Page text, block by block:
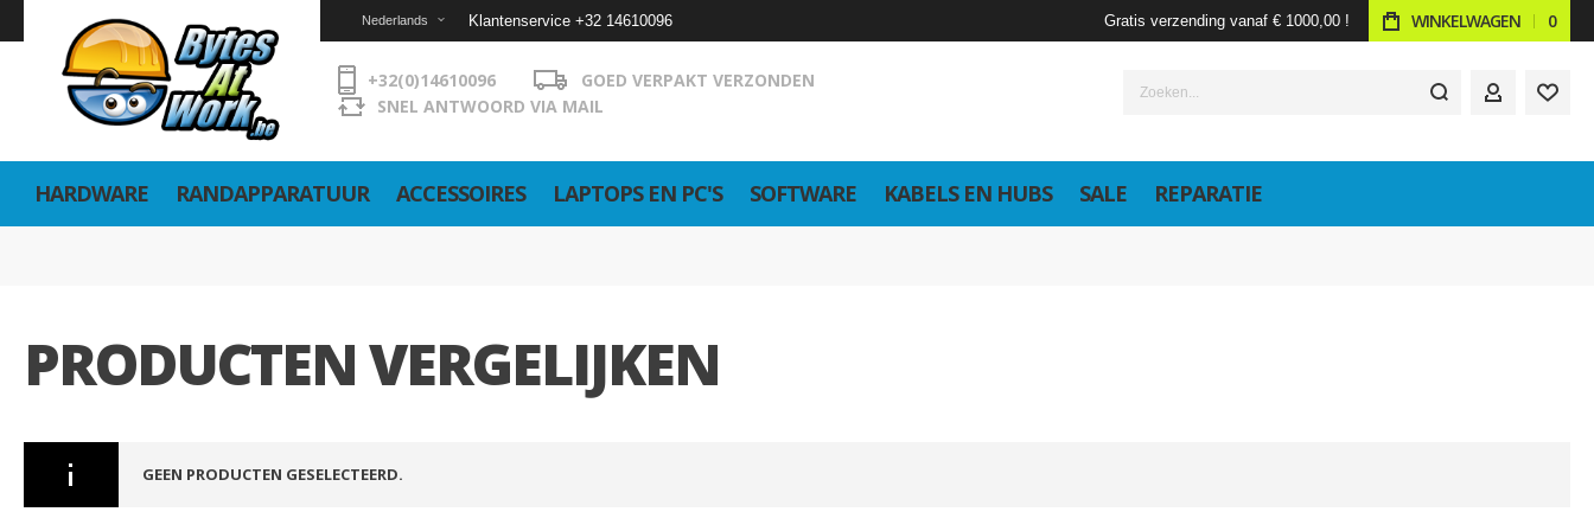
Nederlands Klantenservice +32 14610096 Gratis verzending vanaf € 1000,00 ! WINKELWAGEN 0
+32(0)14610096
GOED VERPAKT VERZONDEN
SNEL ANTWOORD VIA MAIL
Zoeken...
ACCOUNT
HARDWARE RANDAPPARATUUR ACCESSOIRES LAPTOPS EN PC'S SOFTWARE KABELS EN HUBS SALE REPARATIE
PRODUCTEN VERGELIJKEN
GEEN PRODUCTEN GESELECTEERD.